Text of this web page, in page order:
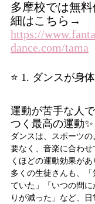
多摩校では無
細はこちら→
https://
dance.com/tama
⭐ 1. ダンスが身
運動が苦手な人
つく最高の運動✨
ダンスは、スポーツ
要なく、音楽に合わ
くほどの運動効果が
多くの生徒さんも、
ていた」「いつの間に
りが減った」など、